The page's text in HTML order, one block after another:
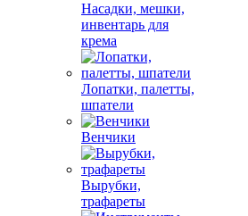
Насадки, мешки,
инвентарь для
крема
Лопатки, палетты,
шпатели
Венчики
Вырубки,
трафареты